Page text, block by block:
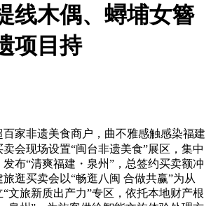
线木偶、蟳埔女簪
项目持
非遗美食商户，曲不雅感触感染福建
卖会现场设置“闽台非遗美食”展区，集中
布“清爽福建・泉州”，总签约买卖额冲
逛买卖会以“畅逛八闽 合做共赢”为从
文旅新质出产力”专区，依托本地财产根